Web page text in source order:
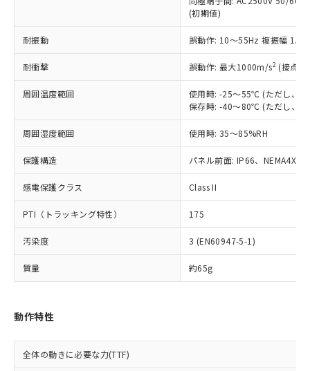
(初期値)
耐振動 誤動作: 10～55Hz 複振幅
耐衝撃 誤動作: 最大1000m/s2 (接点
周囲温度範囲
使用時: -25～55℃ (ただし、氷
保存時: -40～80℃ (ただし、氷
周囲湿度範囲 使用時: 35～85%RH
保護構造 パネル前面: IP66、NEMA4X,
感電保護クラス Class II
PTI（トラッキング特性） 175
汚染度 3 (EN60947-5-1)
質量 約65g
動作特性
全体の動きに必要な力(TTF)
在庫状況および標準価格照会結果は、
記載している更新日時点での社内デー
タに基づき作成されるものであり、閲
覧された時点での実際の在庫および標
準価格とは異なる場合があることをご
正式な納期状況および標準価格はお客
様のお取引先、またはお客様担当のオ
ムロン制御機器販売店・当社販売員に
オムロン制御機器販売店や当社販売拠
販売ネットワーク
」をご確認
在庫状況および標準価格結果を当社の
事前の承諾なく第三者に漏洩または開
示しないようお願いします。
マイパーツ機能（部品リスト作成サー
ビス）をご利用いただくには、I-Web
メンバーズにご登録されている必要が
あります。
品・サービスに関するお客様との取
引・商談に必要な範囲で利用すること
鉛(Pb) 1000ppm以下、 水銀(Hg) 1000ppm以下、 カド
類(PBB) 1000ppm以下、ポリ臭化ジフェニルエーテル類
(PBDE) 1000ppm以下、フタル酸ビス(2-エチルヘキシ
ル) (DEHP)(別名：DOP) 1000ppm以下、フタル酸ブチ
ルベンジル（BBP） 1000ppm以下、フタル酸ジブチル
（DBP） 1000ppm以下、フタル酸ジイソブチル
但し、RoHS指令で産業用監視および制御機器に対する
図的な使用がないことを確認しています。
部品在庫の切り替え状況などにより、予定
月が前後することがあります。
とができます。
*中国RoHS10物質の基準値 (GB/T26572)：
Pb(鉛) :1000ppm、 Hg(水銀) : 1000ppm、 Cd(カドミウ
Cr(Ⅵ)(六価クロム) : 1000ppm、 PBBs(ポリ臭化ビフェ
ニル類) : 1000ppm、 PBDEs(ポリ臭化ジフェニルエーテ
ル類) : 1000ppm、
DBP(フタル酸ジブチル) : 1000ppm、 DIBP(フタル酸ジ
イソブチル) : 1000ppm、 BBP(フタル酸ブチルベンジ
DEHP(フタル酸ビス(2-エチルヘキシル)) : 1000ppm
「ｅ」：有害物質（10物質）のすべてが基
準値以下であることを示します。
「10」：通常の使用状況下において有害物
質が外部に漏えいし、環境に深刻な影響を
及ぼさない年数を意味します。
「－」：未確認です。当社販売部門へお問
（以下｢規制貨物等」という）を輸出
または国外への提供する場合は、日本
国政府の輸出許可(または役務取引許
可)を取得するなどの必要な手続きを
当社は規制貨物を破棄する場合は、完
全に破砕するなど、違法に輸出されな
いよう必要な手段を講じます。
当社は貴社製品を、核兵器、ミサイ
ル、化学兵器、生物兵器またはその他
武器並びにこれらの製造装置等に一切
当社は、貴社製品を第三者に販売する
場合は、上記1、2および3の内容を当
該第三者に通知します。また当社は、
販売先および販売に係わる関係者が違
法に輸出するおそれがある場合は、取
り引きをいたしません。
合意する
一定数以上の在庫あり
一定数には満たないが在庫あり
在庫なし(最新の在庫状況につ
いては、お客様のお取引先、ま
たはお客様担当のオムロン制御
機器販売店・当社販売員にご確
認ください)
受注生産機種、また在庫状況の
情報を公開していない機種